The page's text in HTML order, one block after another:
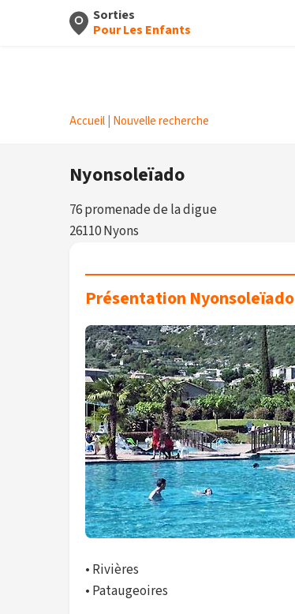
Sorties
Pour Les Enfants
Accueil Nouvelle recherche
Nyonsoleïado
76 promenade de la digue
26110 Nyons
Présentation Nyonsoleïado
• Rivières
• Pataugeoires